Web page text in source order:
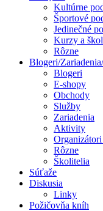
Kultúrne
Športové
Jedinečné
Kurzy a
Rôzne
Blogeri/
Blogeri
E-shopy
Obchody
Služby
Zariadenia
Aktivity
Rôzne
Školitelia
Súťaže
Diskusia
Linky
Požičovňa kníh